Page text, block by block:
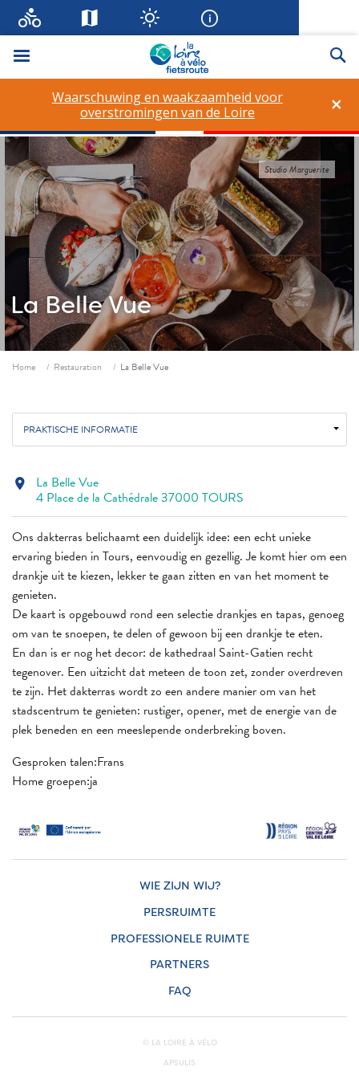
Menu
×
Waarschuwing en waakzaamheid voor
overstromingen van de Loire
La Belle Vue
Studio Marguerite
Fil d'ariane
Home Restauration La Belle Vue
PRAKTISCHE INFORMATIE
Ons dakterras belichaamt een duidelijk idee: een echt unieke
ervaring bieden in Tours, eenvoudig en gezellig. Je komt hier om een
drankje uit te kiezen, lekker te gaan zitten en van het moment te
genieten.
De kaart is opgebouwd rond een selectie drankjes en tapas, genoeg
om van te snoepen, te delen of gewoon bij een drankje te eten.
En dan is er nog het decor: de kathedraal Saint-Gatien recht
tegenover. Een uitzicht dat meteen de toon zet, zonder overdreven
te zijn. Het dakterras wordt zo een andere manier om van het
stadscentrum te genieten: rustiger, opener, met de energie van de
plek beneden en een meeslepende onderbreking boven.
Gesproken talen:Frans
Home groepen:ja
location_on La Belle Vue
4 Place de la Cathédrale 37000 TOURS
WIE ZIJN WIJ?
PERSRUIMTE
PROFESSIONELE RUIMTE
PARTNERS
FAQ
© LA LOIRE À VÉLO
APSULIS